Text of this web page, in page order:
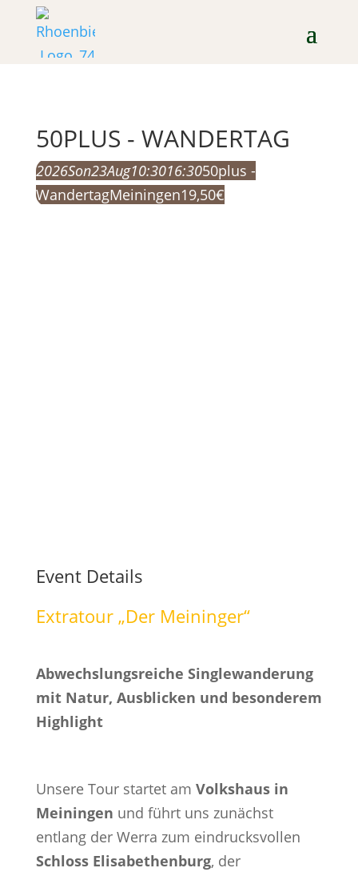
50PLUS - WANDERTAG
2026Son23Aug10:3016:3050plus -
WandertagMeiningen19,50€
Event Details
Extratour „Der Meininger“
Abwechslungsreiche Singlewanderung
mit Natur, Ausblicken und besonderem
Highlight
Unsere Tour startet am Volkshaus in
Meiningen und führt uns zunächst
entlang der Werra zum eindrucksvollen
Schloss Elisabethenburg, der